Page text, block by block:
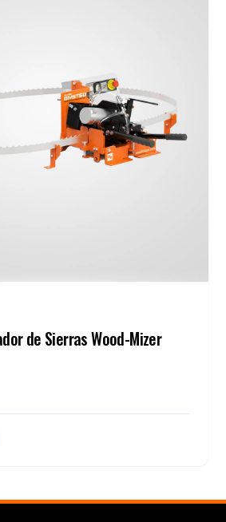
de Sierras Wood-Mizer